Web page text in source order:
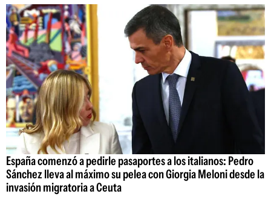
España comenzó a pedirle pasaportes a los italianos: Pedro
Sánchez lleva al máximo su pelea con Giorgia Meloni desde la
invasión migratoria a Ceuta